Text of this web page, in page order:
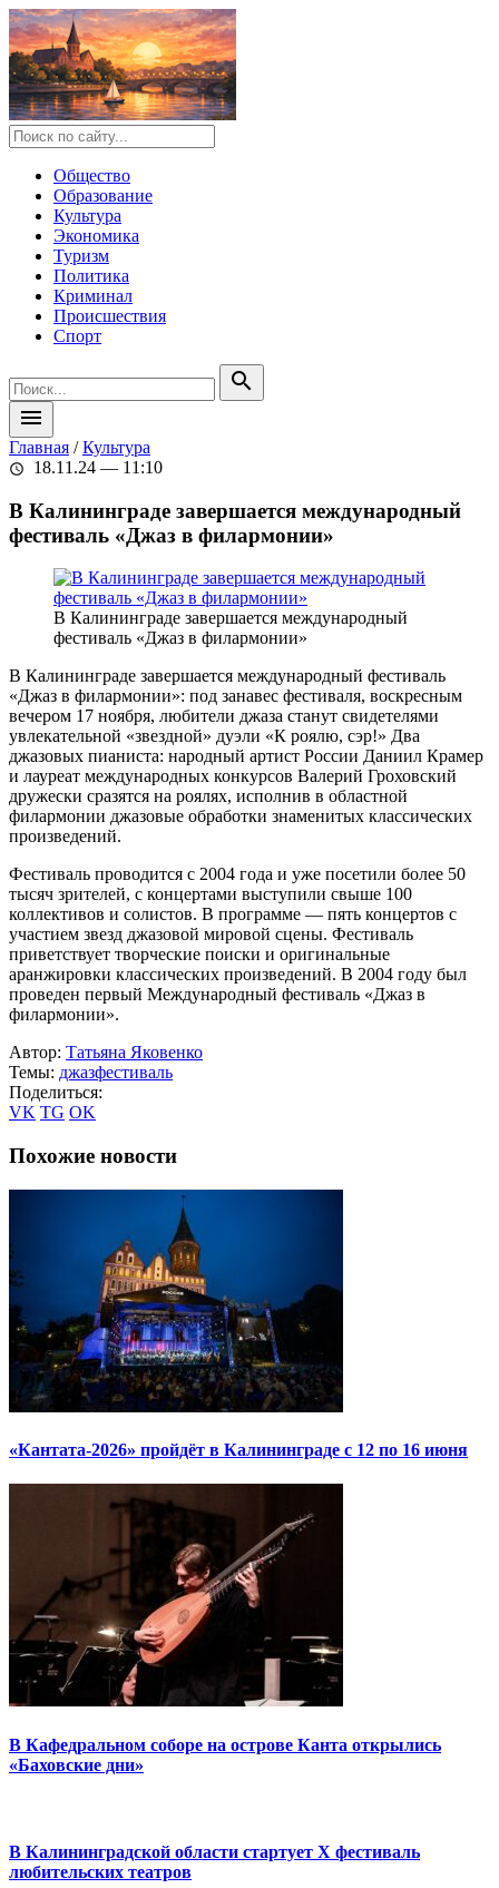
Общество
Образование
Культура
Экономика
Туризм
Политика
Криминал
Происшествия
Спорт
search
menu
Главная /Культура
schedule 18.11.24 — 11:10
В Калининграде завершается международный
фестиваль «Джаз в филармонии»
В Калининграде завершается международный
фестиваль «Джаз в филармонии»
В Калининграде завершается международный фестиваль
«Джаз в филармонии»: под занавес фестиваля, воскресным
вечером 17 ноября, любители джаза станут свидетелями
увлекательной «звездной» дуэли «К роялю, сэр!» Два
джазовых пианиста: народный артист России Даниил Крамер
и лауреат международных конкурсов Валерий Гроховский
дружески сразятся на роялях, исполнив в областной
филармонии джазовые обработки знаменитых классических
произведений.
Фестиваль проводится с 2004 года и уже посетили более 50
тысяч зрителей, с концертами выступили свыше 100
коллективов и солистов. В программе — пять концертов с
участием звезд джазовой мировой сцены. Фестиваль
приветствует творческие поиски и оригинальные
аранжировки классических произведений. В 2004 году был
проведен первый Международный фестиваль «Джаз в
филармонии».
Автор: Татьяна Яковенко
Темы: джазфестиваль
Поделиться:
VK TG OK
Похожие новости
«Кантата-2026» пройдёт в Калининграде с 12 по 16 июня
В Кафедральном соборе на острове Канта открылись
«Баховские дни»
В Калининградской области стартует X фестиваль
любительских театров